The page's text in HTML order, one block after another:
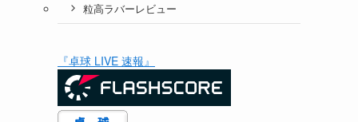
粒高ラバーレビュー
『卓球 LIVE 速報』